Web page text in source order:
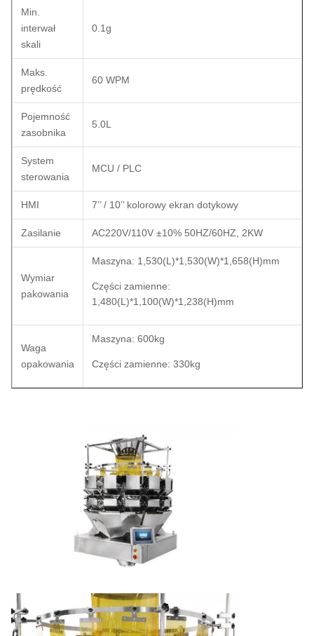
Min.
interwał
skali
0.1g
Maks.
prędkość
60 WPM
Pojemność
zasobnika
5.0L
System
sterowania
MCU / PLC
HMI 7’’ / 10’’ kolorowy ekran dotykowy
Zasilanie AC220V/110V ±10% 50HZ/60HZ, 2KW
Wymiar
pakowania
Maszyna: 1,530(L)*1,530(W)*1,658(H)mm
Części zamienne:
1,480(L)*1,100(W)*1,238(H)mm
Waga
opakowania
Maszyna: 600kg
Części zamienne: 330kg